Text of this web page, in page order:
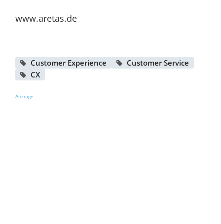
www.aretas.de
Customer Experience
Customer Service
CX
Anzeige